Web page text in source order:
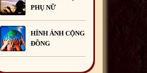
Chúc mừng Giáng sinh và
Năm mới 2020 24/12/2019
Mừng Xuân Kỷ Hợi
2019 03 /02 /2019
PHỤ NỮ
HÌNH ẢNH CỘNG
ĐỒNG